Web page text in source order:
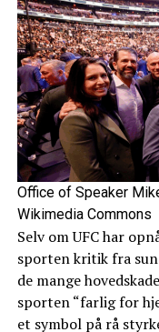
Office of Speaker
Wikimedia Commons
Selv om UFC har
sporten kritik fra
de mange
sporten “farlig for
et symbol på rå